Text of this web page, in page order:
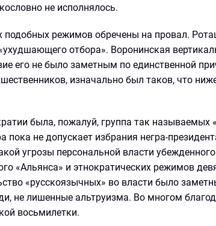
не исполнялось.
режимов обречены на провал.
отбора». Воронинская
его не было заметным по единственной
изначально был таков, что
была, пожалуй, группа так называемых
не допускает избрания негра-
угрозы персональной власти
«Альянса» и этнократических режимов
«русскоязычных» во власти было
не лишенные альтруизма. Во многом
восьмилетки.